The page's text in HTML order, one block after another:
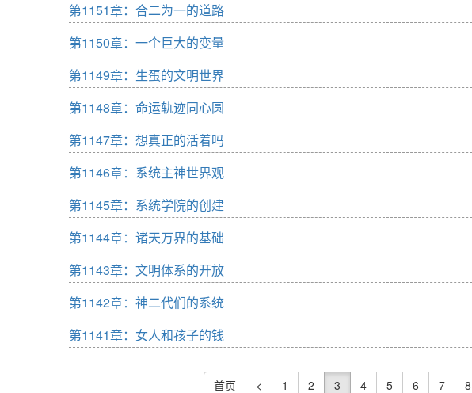
第1151章：合二为一的道路
第1150章：一个巨大的变量
第1149章：生蛋的文明世界
第1148章：命运轨迹同心圆
第1147章：想真正的活着吗
第1146章：系统主神世界观
第1145章：系统学院的创建
第1144章：诸天万界的基础
第1143章：文明体系的开放
第1142章：神二代们的系统
第1141章：女人和孩子的钱
首页 < 1 2 3 4 5 6 7 8